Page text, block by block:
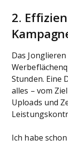
2.
Das
Stunden. Eine
alles – vom
Uploads und
Ich habe